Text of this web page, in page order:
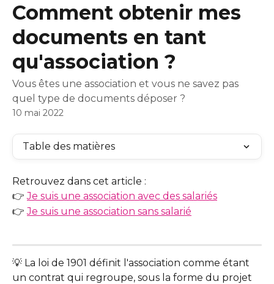
Comment obtenir mes
documents en tant
qu'association ?
Vous êtes une association et vous ne savez pas
quel type de documents déposer ?
10 mai 2022
Table des matières
Retrouvez dans cet article :
👉 Je suis une association avec des salariés
👉 Je suis une association sans salarié
💡 La loi de 1901 définit l'association comme étant
un contrat qui regroupe, sous la forme du projet